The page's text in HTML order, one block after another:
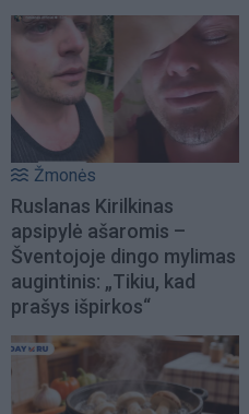
Žmonės
Ruslanas Kirilkinas
apsipylė ašaromis –
Šventojoje dingo mylimas
augintinis: „Tikiu, kad
prašys išpirkos“